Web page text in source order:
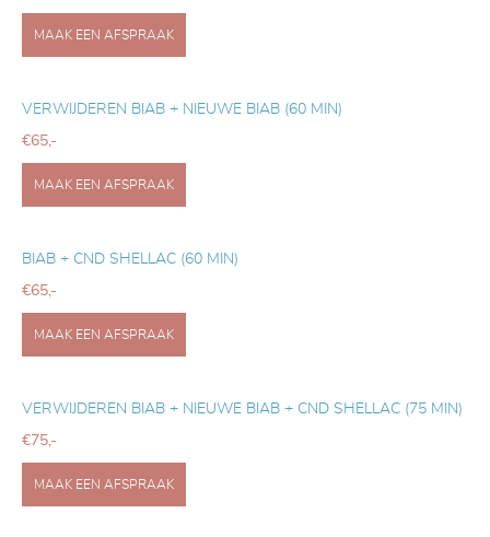
MAAK EEN AFSPRAAK
VERWIJDEREN BIAB + NIEUWE BIAB (60 MIN)
€65,-
MAAK EEN AFSPRAAK
BIAB + CND SHELLAC (60 MIN)
€65,-
MAAK EEN AFSPRAAK
VERWIJDEREN BIAB + NIEUWE BIAB + CND SHELLAC (75 MIN)
€75,-
MAAK EEN AFSPRAAK